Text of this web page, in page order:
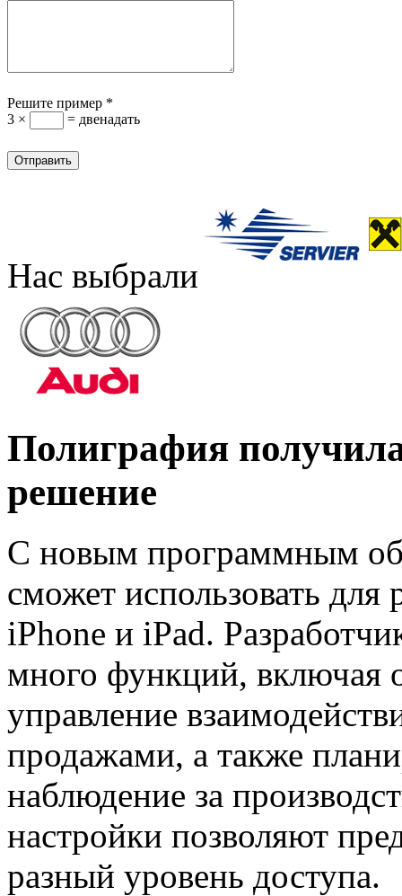
Решите пример *
3 ×
= двенадать
Нас выбрали
Полиграфия
решение
С новым программным
сможет использовать для
iPhone и iPad.
много функций, включая
управление
продажами, а также
наблюдение за
настройки позволяют
разный уровень доступа.